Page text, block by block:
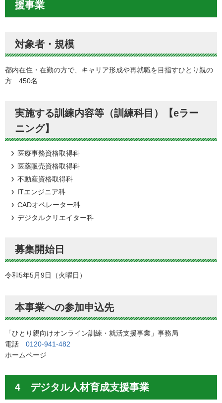
援事業
対象者・規模
都内在住・在勤の方で、キャリア形成や再就職を目指すひとり親の
方 450名
実施する訓練内容等（訓練科目）【eラー
ニング】
医療事務資格取得科
医薬販売資格取得科
不動産資格取得科
ITエンジニア科
CADオペレーター科
デジタルクリエイター科
募集開始日
令和5年5月9日（火曜日）
本事業への参加申込先
「ひとり親向けオンライン訓練・就活支援事業」事務局
電話 0120-941-482
ホームページ
4 デジタル人材育成支援事業